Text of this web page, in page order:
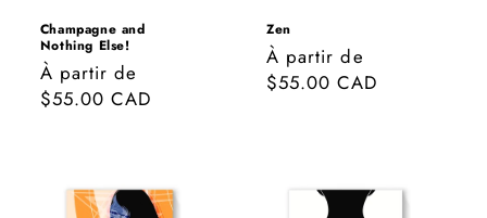
Champagne and
Nothing Else!
Prix
habituel
À partir de
$55.00 CAD
Zen
Prix
habituel
À partir de
$55.00 CAD